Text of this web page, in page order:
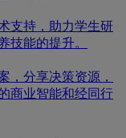
支持，助力学生研
技能的提升。
，分享决策资源，
商业智能和经同行